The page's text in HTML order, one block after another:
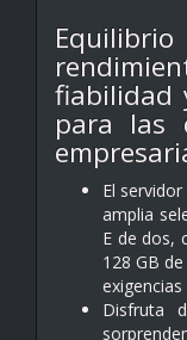
fiabilidad
para las
El
amplia
E de dos,
128 GB
Disfruta